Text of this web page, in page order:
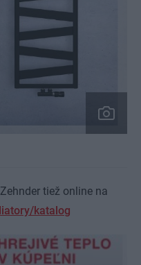
tiež online na
katalog